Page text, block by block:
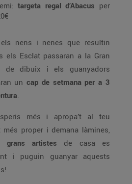
targeta regal d’Abacus per
nens i nenes que resultin
els Esclat passaran a la Gran
de dibuix i els guanyadors
un cap de setmana per a 3
.
més i apropa’t al teu
més proper i demana làmines,
grans artistes de casa es
i puguin guanyar aquests